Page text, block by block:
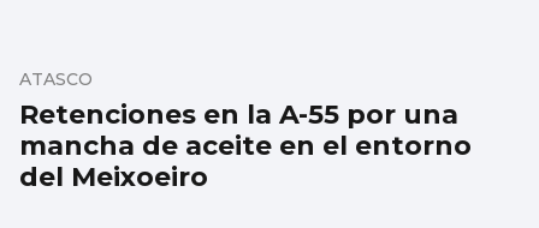
Retenciones en la A-55 por una
mancha de aceite en el entorno
del Meixoeiro
ATASCO